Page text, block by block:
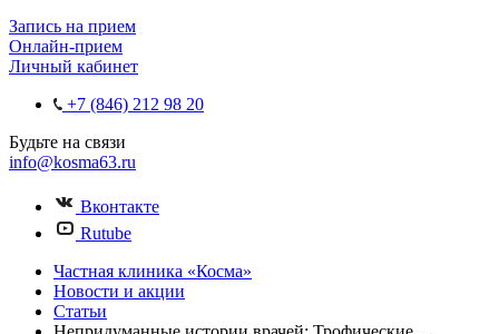
Запись на прием
Онлайн-прием
Личный кабинет
+7 (846) 212 98 20
Будьте на связи
info@kosma63.ru
Вконтакте
Rutube
Частная клиника «Косма»
Новости и акции
Статьи